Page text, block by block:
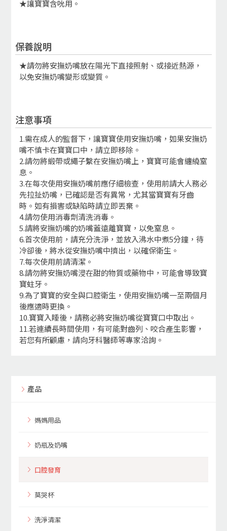
★讓寶寶含吮用。
保養說明
★請勿將安撫奶嘴放在陽光下直接照射、或接近熱源，
以免安撫奶嘴變形或變質。
注意事項
1.需在成人的監督下，讓寶寶使用安撫奶嘴，如果安撫奶
嘴不慎卡在寶寶口中，請立即移除。
2.請勿將緞帶或繩子繫在安撫奶嘴上，寶寶可能會纏繞窒
息。
3.在每次使用安撫奶嘴前應仔細檢查，使用前請大人務必
先拉扯奶嘴，已確認是否有異常，尤其當寶寶有牙齒
時。如有損害或缺陷時請立即丟棄。
4.請勿使用消毒劑清洗消毒。
5.請將安撫奶嘴的奶嘴蓋遠離寶寶，以免窒息。
6.首次使用前，請充分洗淨，並放入沸水中煮5分鐘，待
冷卻後，將水從安撫奶嘴中擠出，以確保衛生。
7.每次使用前請清潔。
8.請勿將安撫奶嘴浸在甜的物質或藥物中，可能會導致寶
寶蛀牙。
9.為了寶寶的安全與口腔衛生，使用安撫奶嘴一至兩個月
後應適時更換。
10.寶寶入睡後，請務必將安撫奶嘴從寶寶口中取出。
11.若連續長時間使用，有可能對齒列、咬合產生影響，
若您有所顧慮，請向牙科醫師等專家洽詢。
產品
媽媽用品
奶瓶及奶嘴
口腔發育
莫哭杯
洗淨清潔